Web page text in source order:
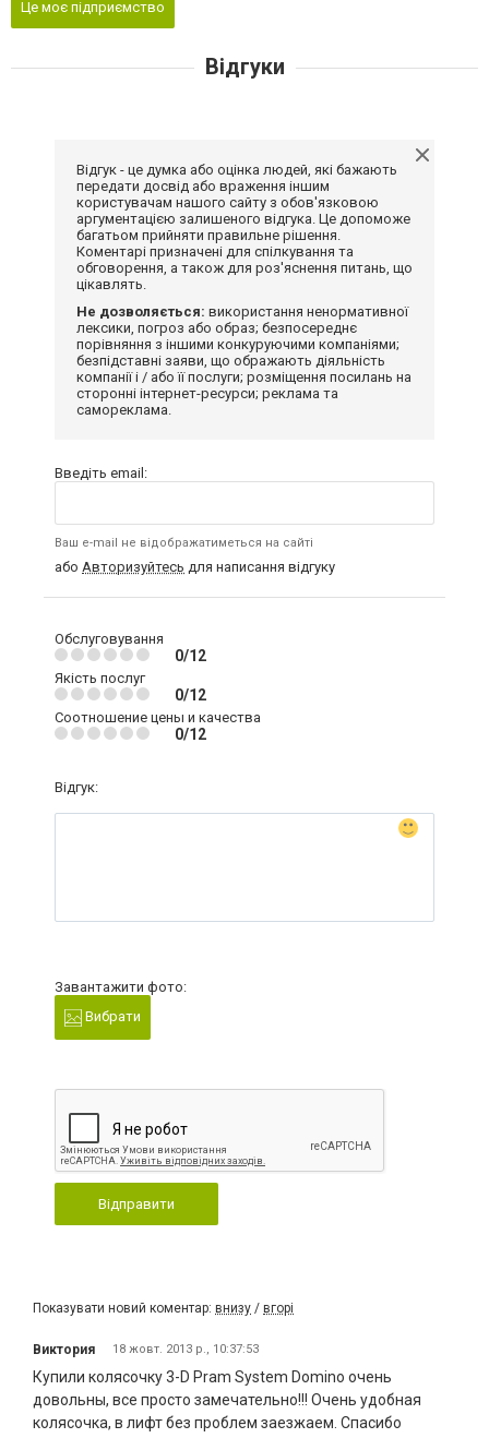
Це моє підприємство
Відгуки
Відгук - це думка або оцінка людей, які бажають
передати досвід або враження іншим
користувачам нашого сайту з обов'язковою
аргументацією залишеного відгука. Це допоможе
багатьом прийняти правильне рішення.
Коментарі призначені для спілкування та
обговорення, а також для роз'яснення питань, що
цікавлять.
Не дозволяється: використання ненормативної
лексики, погроз або образ; безпосереднє
порівняння з іншими конкуруючими компаніями;
безпідставні заяви, що ображають діяльність
компанії і / або її послуги; розміщення посилань на
сторонні інтернет-ресурси; реклама та
самореклама.
Введіть email:
Ваш e-mail не відображатиметься на сайті
або Авторизуйтесь для написання відгуку
Обслуговування
0/12
Якість послуг
0/12
Соотношение цены и качества
0/12
Відгук:
Завантажити фото:
Вибрати
Відправити
Показувати новий коментар: внизу / вгорі
Виктория 18 жовт. 2013 р., 10:37:53
Купили колясочку 3-D Pram System Domino очень
довольны, все просто замечательно!!! Очень удобная
колясочка, в лифт без проблем заезжаем. Спасибо